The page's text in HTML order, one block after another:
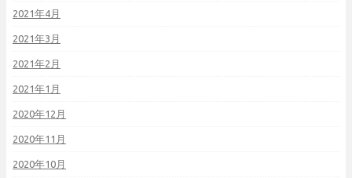
2021年4月
2021年3月
2021年2月
2021年1月
2020年12月
2020年11月
2020年10月